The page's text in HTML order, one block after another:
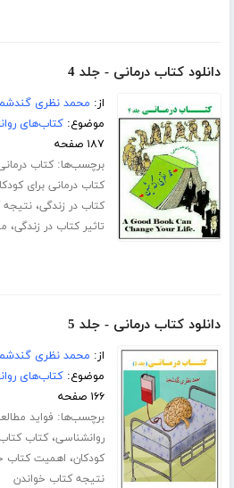
دانلود کتاب درمانی - جلد 4
از: محمد نظری
موضوع:کتاب‌های
۱۸۷ صفحه
برچسب‌ها:کتاب
کتاب درمانی برای
کتاب در زندگی،نتیجه
تاثیر کتاب در زندگی،
دانلود کتاب درمانی - جلد 5
از: محمد نظری
موضوع:کتاب‌های
۱۶۶ صفحه
برچسب‌ها: فواید
روانشناسی،کتاب
کودکان، اهمیت کتاب
نتیجه کتاب خواندن